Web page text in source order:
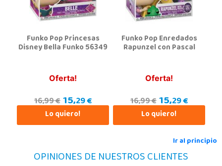
POCAS UNIDADES
Juguetilandia Alfafar Parc Alfafar
Localizar Tienda
Alicante
Funko Pop Princesas
Disney Bella Funko 56349
Oferta!
16,99 €15,29 €
Lo quiero!
Funko Pop Enredados
Rapunzel con Pascal
Oferta!
16,99 €15,29 €
Lo quiero!
Ir al principio
OPINIONES DE NUESTROS CLIENTES